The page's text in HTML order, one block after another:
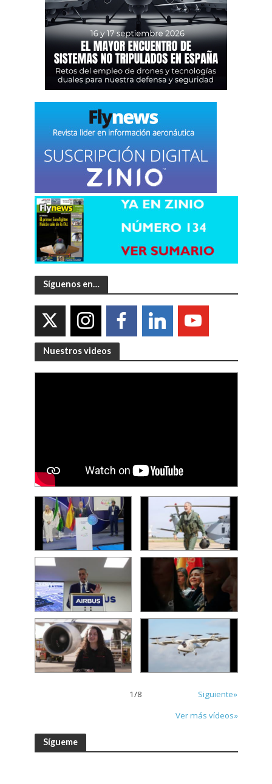
Síguenos en…
Nuestros videos
1/8
Siguiente»
Ver más vídeos»
Sígueme